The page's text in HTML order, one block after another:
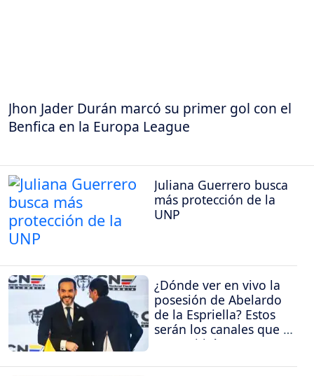
Jhon Jader Durán marcó su primer gol con el
Benfica en la Europa League
Juliana Guerrero busca
más protección de la
UNP
¿Dónde ver en vivo la
posesión de Abelardo
de la Espriella? Estos
serán los canales que la
transmitirán